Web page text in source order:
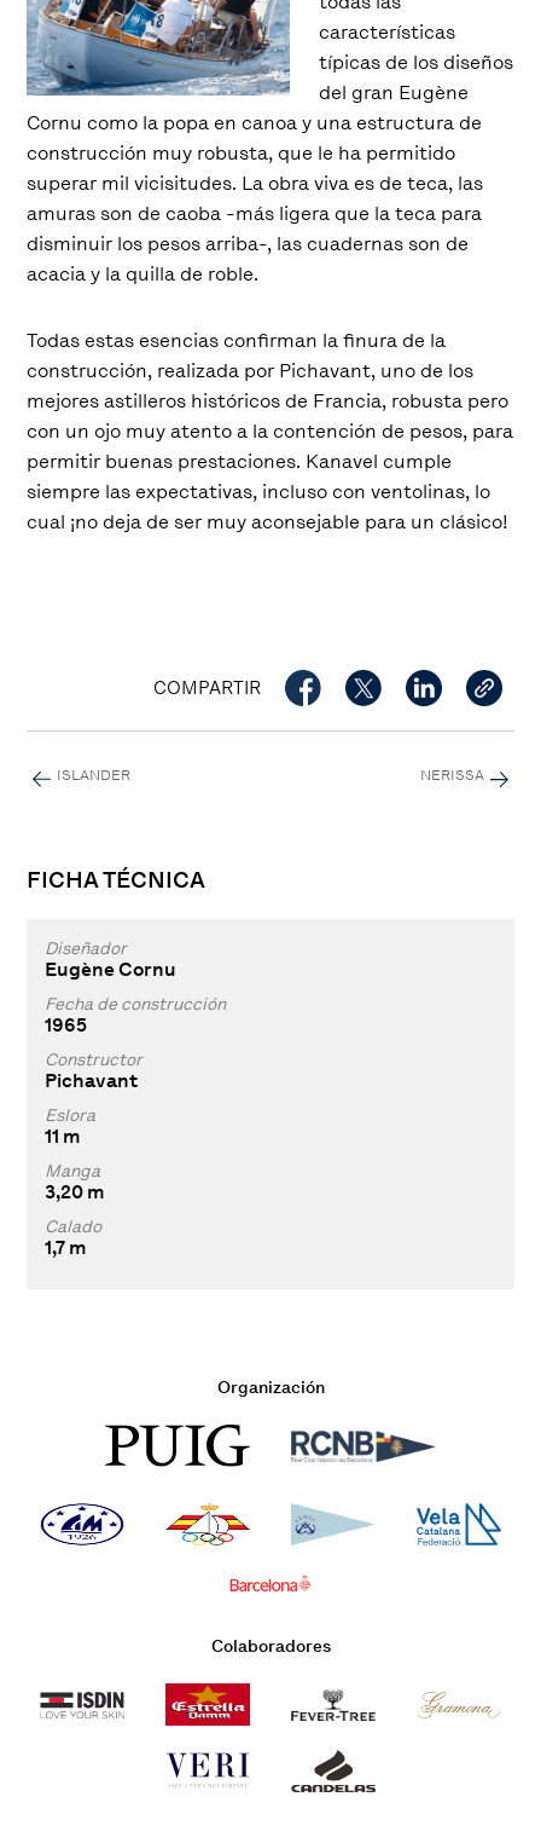
características
típicas de los diseños
del gran Eugène
Cornu como la popa en canoa y una estructura de
construcción muy robusta, que le ha permitido
superar mil vicisitudes. La obra viva es de teca, las
amuras son de caoba -más ligera que la teca para
disminuir los pesos arriba-, las cuadernas son de
acacia y la quilla de roble.
Todas estas esencias confirman la finura de la
construcción, realizada por Pichavant, uno de los
mejores astilleros históricos de Francia, robusta pero
con un ojo muy atento a la contención de pesos, para
permitir buenas prestaciones. Kanavel cumple
siempre las expectativas, incluso con ventolinas, lo
cual ¡no deja de ser muy aconsejable para un clásico!
COMPARTIR
ISLANDER NERISSA
FICHA TÉCNICA
Diseñador
Eugène Cornu
Fecha de construcción
1965
Constructor
Pichavant
Eslora
11 m
Manga
3,20 m
Calado
1,7 m
Organización
Colaboradores